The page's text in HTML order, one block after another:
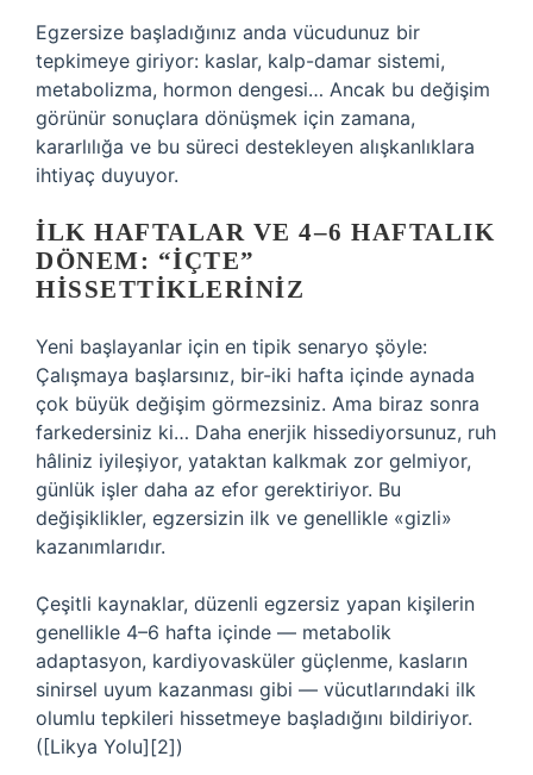
Egzersize başladığınız anda vücudunuz bir
tepkimeye giriyor: kaslar, kalp-damar sistemi,
metabolizma, hormon dengesi… Ancak bu değişim
görünür sonuçlara dönüşmek için zamana,
kararlılığa ve bu süreci destekleyen alışkanlıklara
ihtiyaç duyuyor.
İLK HAFTALAR VE 4–6 HAFTALIK
DÖNEM: “İÇTE”
HISSETTIKLERINIZ
Yeni başlayanlar için en tipik senaryo şöyle:
Çalışmaya başlarsınız, bir-iki hafta içinde aynada
çok büyük değişim görmezsiniz. Ama biraz sonra
farkedersiniz ki… Daha enerjik hissediyorsunuz, ruh
hâliniz iyileşiyor, yataktan kalkmak zor gelmiyor,
günlük işler daha az efor gerektiriyor. Bu
değişiklikler, egzersizin ilk ve genellikle «gizli»
kazanımlarıdır.
Çeşitli kaynaklar, düzenli egzersiz yapan kişilerin
genellikle 4–6 hafta içinde — metabolik
adaptasyon, kardiyovasküler güçlenme, kasların
sinirsel uyum kazanması gibi — vücutlarındaki ilk
olumlu tepkileri hissetmeye başladığını bildiriyor.
([Likya Yolu][2])